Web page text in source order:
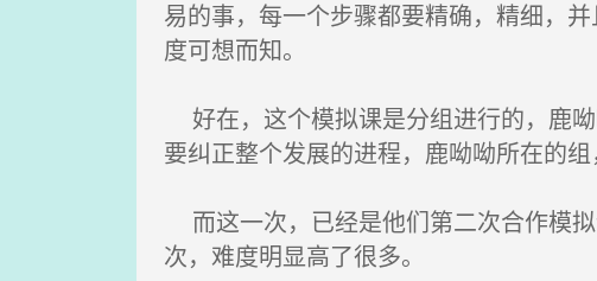
易的事，每一个步骤都要精确，精细，
度可想而知。
好在，这个模拟课是分组进行的，鹿
要纠正整个发展的进程，鹿呦呦所在的组
而这一次，已经是他们第二次合作模
次，难度明显高了很多。